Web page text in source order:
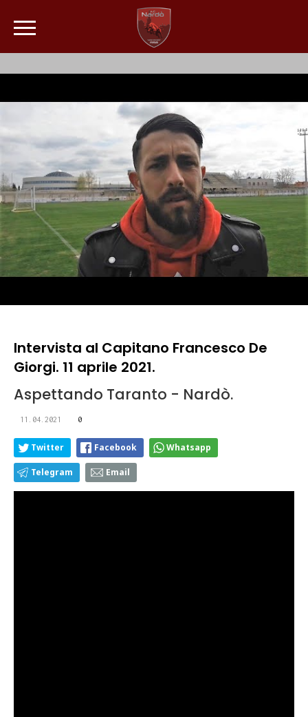
Intervista al Capitano Francesco De
Giorgi. 11 aprile 2021.
Aspettando Taranto - Nardò.
11.04.2021 0
Twitter Facebook Whatsapp
Telegram Email